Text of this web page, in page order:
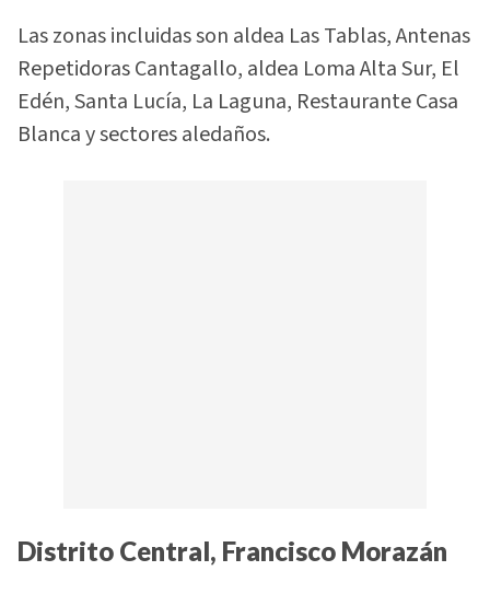
Las zonas incluidas son aldea Las Tablas, Antenas
Repetidoras Cantagallo, aldea Loma Alta Sur, El
Edén, Santa Lucía, La Laguna, Restaurante Casa
Blanca y sectores aledaños.
Distrito Central, Francisco Morazán